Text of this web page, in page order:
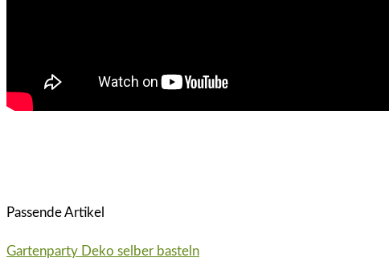
Passende Artikel
Gartenparty Deko selber basteln